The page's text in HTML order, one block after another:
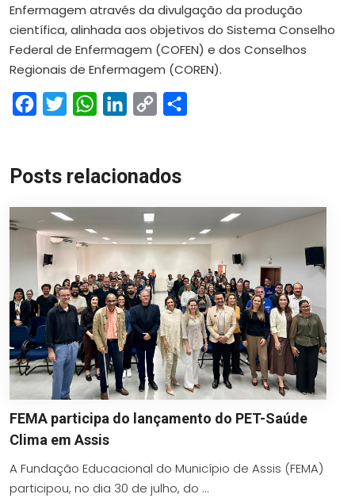
Enfermagem através da divulgação da produção
científica, alinhada aos objetivos do Sistema Conselho
Federal de Enfermagem (COFEN) e dos Conselhos
Regionais de Enfermagem (COREN).
FacebookTwitterWhatsAppLinkedIn
Copy
Posts relacionados
FEMA participa do lançamento do PET-Saúde
Clima em Assis
A Fundação Educacional do Município de Assis (FEMA)
participou, no dia 30 de julho, do ...